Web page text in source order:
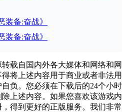
装备:奋战》
装备:奋战》
载自国内外各大媒体和网络和网
将上述内容用于商业或者非法用
负。您必须在下载后的24个小时
上述内容。如果您喜欢该游戏内
得到更好的正版服务。我们非常